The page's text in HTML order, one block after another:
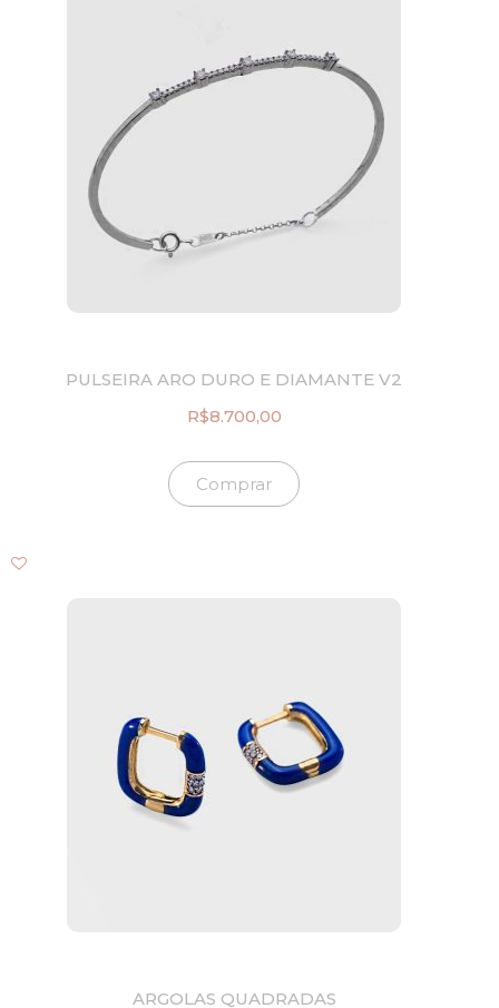
PULSEIRA ARO DURO E DIAMANTE V2
R$8.700,00
Comprar
ARGOLAS QUADRADAS